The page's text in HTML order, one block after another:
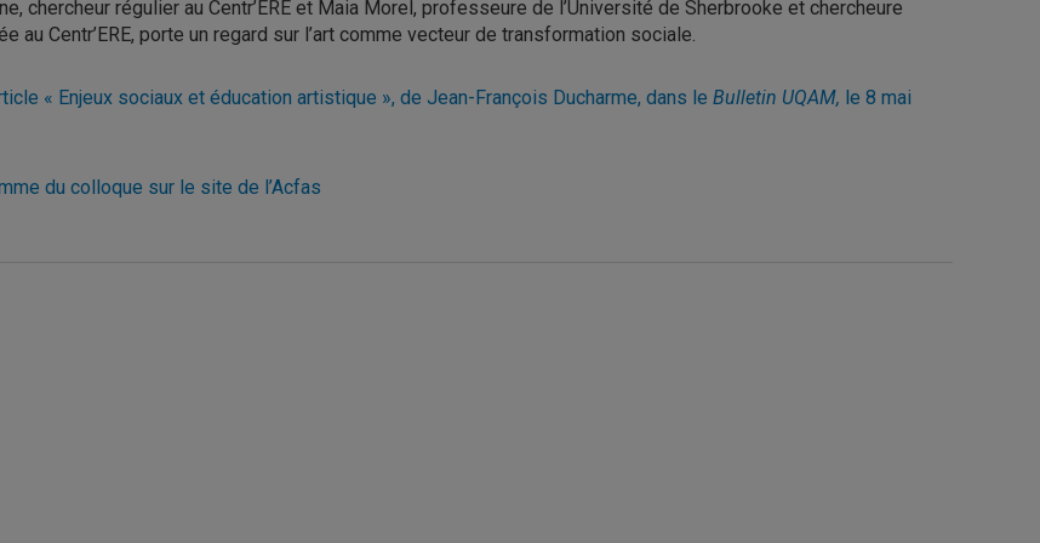
chercheur régulier au Centr’ERE et Maia Morel, professeure de l’Université de Sherbrooke et chercheure
au Centr’ERE, porte un regard sur l’art comme vecteur de transformation sociale.
« Enjeux sociaux et éducation artistique », de Jean-François Ducharme, dans le Bulletin UQAM, le 8 mai
du colloque sur le site de l’Acfas